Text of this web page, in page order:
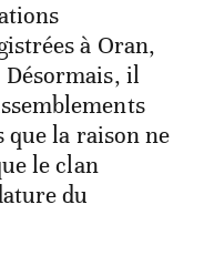
à Oran,
il
que la raison ne
le clan
du